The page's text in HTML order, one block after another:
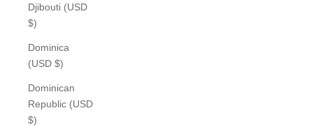
Djibouti (USD
$)
Dominica
(USD $)
Dominican
Republic (USD
$)